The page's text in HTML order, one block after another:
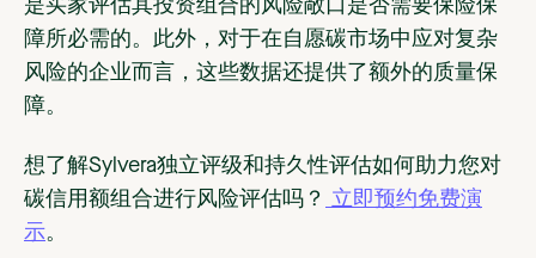
是买家评估其投资组合的风险敞口是否需要保险保
障所必需的。此外，对于在自愿碳市场中应对复杂
风险的企业而言，这些数据还提供了额外的质量保
障。
想了解Sylvera独立评级和持久性评估如何助力您对
碳信用额组合进行风险评估吗？
立即预约免费演
示。